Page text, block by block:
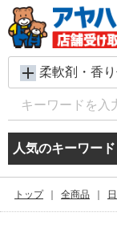
柔軟剤・香
人気のキーワード
トップ 全商品